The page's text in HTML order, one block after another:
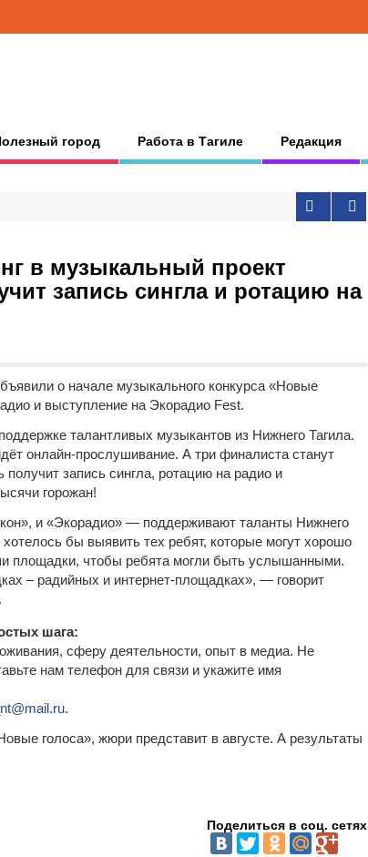
город Работа в Тагиле Редакция
в музыкальный проект
запись сингла и ротацию на
о начале музыкального конкурса «Новые
и выступление на Экорадио Fest.
талантливых музыкантов из Нижнего Тагила.
онлайн-прослушивание. А три финалиста станут
запись сингла, ротацию на радио и
горожан!
и «Экорадио» — поддерживают таланты Нижнего
бы выявить тех ребят, которые могут хорошо
площадки, чтобы ребята могли быть услышанными.
– радийных и интернет-площадках», — говорит
шага:
сферу деятельности, опыт в медиа. Не
нам телефон для связи и укажите имя
.
голоса», жюри представит в августе. А результаты
Поделиться в соц. сетях